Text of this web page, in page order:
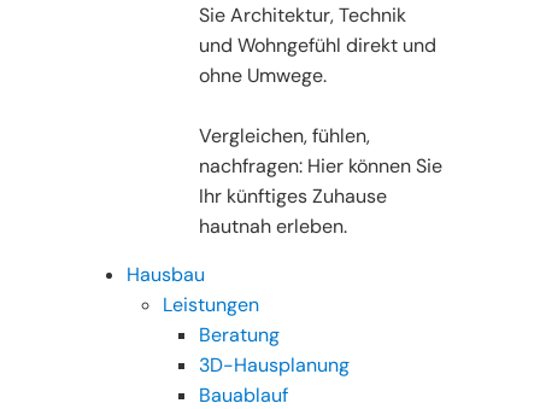
Sie Architektur, Technik
und Wohngefühl direkt und
ohne Umwege.
Vergleichen, fühlen,
nachfragen: Hier können Sie
Ihr künftiges Zuhause
hautnah erleben.
Hausbau
Leistungen
Beratung
3D-Hausplanung
Bauablauf